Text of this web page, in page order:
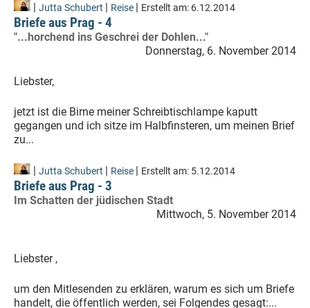
| Jutta Schubert | Reise | Erstellt am: 6.12.2014
Briefe aus Prag - 4
"...horchend ins Geschrei der Dohlen..."
Donnerstag, 6. November 2014
Liebster,
jetzt ist die Birne meiner Schreibtischlampe kaputt
gegangen und ich sitze im Halbfinsteren, um meinen Brief
zu...
| Jutta Schubert | Reise | Erstellt am: 5.12.2014
Briefe aus Prag - 3
Im Schatten der jüdischen Stadt
Mittwoch, 5. November 2014
Liebster ,
um den Mitlesenden zu erklären, warum es sich um Briefe
handelt, die öffentlich werden, sei Folgendes gesagt:...